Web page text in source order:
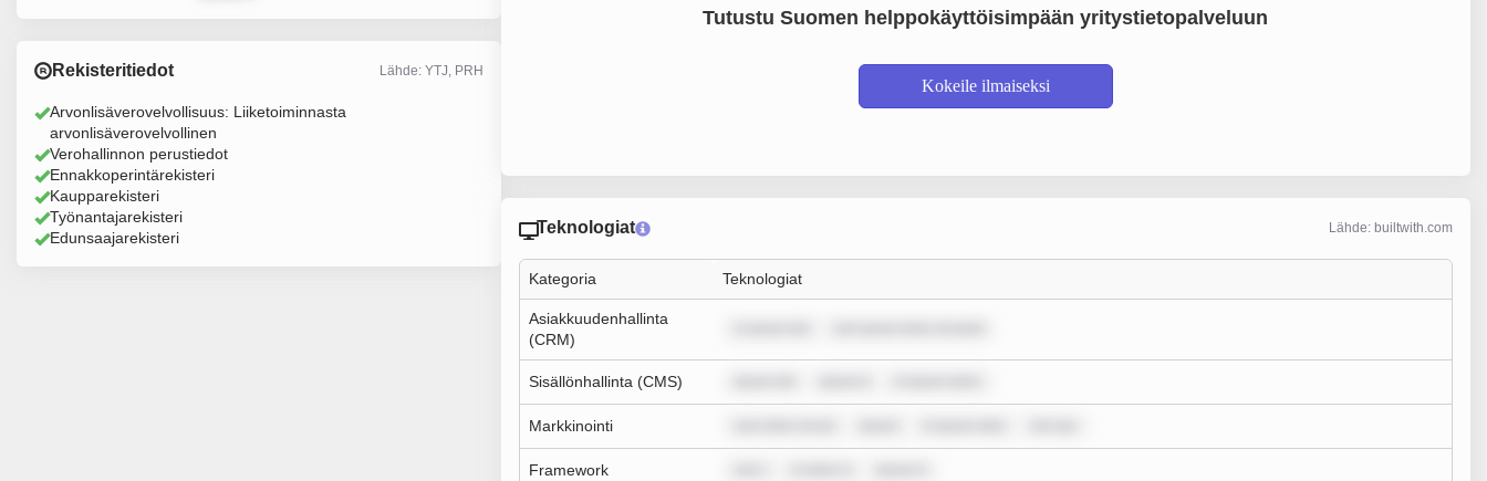
Rekisteritiedot Lähde: YTJ, PRH
Arvonlisäverovelvollisuus: Liiketoiminnasta
arvonlisäverovelvollinen
Verohallinnon perustiedot
Ennakkoperintärekisteri
Kaupparekisteri
Työnantajarekisteri
Edunsaajarekisteri
Tutustu Suomen helppokäyttöisimpään yritystietopalveluun
Kokeile ilmaiseksi
Teknologiat Lähde: builtwith.com
Kategoria Teknologiat
Asiakkuudenhallinta
(CRM)
Sisällönhallinta (CMS)
Markkinointi
Framework